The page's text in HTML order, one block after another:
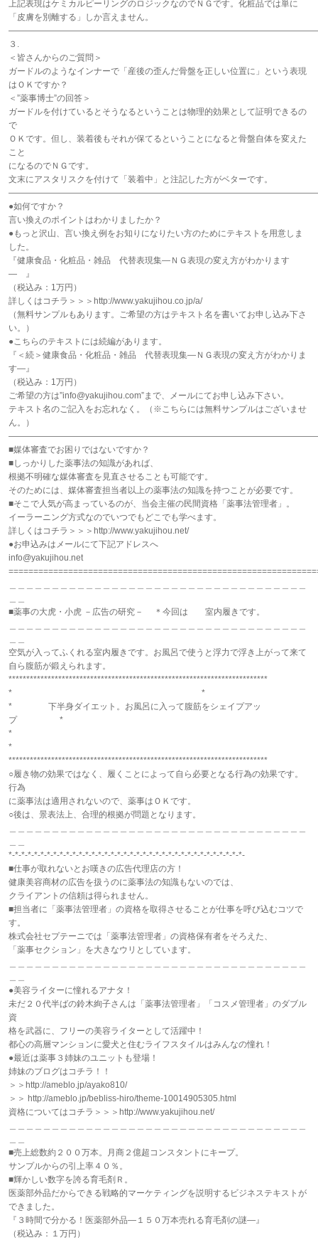
上記表現はケミカルピーリングのロジックなのでＮＧです。化粧品では単に
「皮膚を別離する」しか言えません。
３.
＜皆さんからのご質問＞
ガードルのようなインナーで「産後の歪んだ骨盤を正しい位置に」という表現
はＯＫですか？
＜”薬事博士”の回答＞
ガードルを付けているとそうなるということは物理的効果として証明できるの
で
ＯＫです。但し、装着後もそれが保てるということになると骨盤自体を変えた
こと
になるのでＮＧです。
文末にアスタリスクを付けて「装着中」と注記した方がベターです。
●如何ですか？
言い換えのポイントはわかりましたか？
●もっと沢山、言い換え例をお知りになりたい方のためにテキストを用意しま
した。
『健康食品・化粧品・雑品 代替表現集―ＮＧ表現の変え方がわかります
― 』
（税込み：1万円）
詳しくはコチラ＞＞＞http://www.yakujihou.co.jp/a/
（無料サンプルもあります。ご希望の方はテキスト名を書いてお申し込み下さ
い。）
●こちらのテキストには続編があります。
『＜続＞健康食品・化粧品・雑品 代替表現集―ＮＧ表現の変え方がわかりま
す―』
（税込み：1万円）
ご希望の方は”info@yakujihou.com”まで、メールにてお申し込み下さい。
テキスト名のご記入をお忘れなく。（※こちらには無料サンプルはございませ
ん。）
■媒体審査でお困りではないですか？
■しっかりした薬事法の知識があれば、
根拠不明確な媒体審査を見直させることも可能です。
そのためには、媒体審査担当者以上の薬事法の知識を持つことが必要です。
■そこで人気が高まっているのが、当会主催の民間資格「薬事法管理者」。
イーラーニング方式なのでいつでもどこでも学べます。
詳しくはコチラ＞＞＞http://www.yakujihou.net/
●お申込みはメールにて下記アドレスへ
info@yakujihou.net
■薬事の大虎・小虎 －広告の研究－ ＊今回は 室内履きです。
空気が入ってふくれる室内履きです。お風呂で使うと浮力で浮き上がって来て
自ら腹筋が鍛えられます。
*************************************************************************
* *
* 下半身ダイエット。お風呂に入って腹筋をシェイプアッ
プ *
*
*
*************************************************************************
○履き物の効果ではなく、履くことによって自ら必要となる行為の効果です。
行為
に薬事法は適用されないので、薬事はＯＫです。
○後は、景表法上、合理的根拠が問題となります。
*-*-*-*-*-*-*-*-*-*-*-*-*-*-*-*-*-*-*-*-*-*-*-*-*-*-*-*-*-*-*-*-*-*-*-*-*-
■仕事が取れないとお嘆きの広告代理店の方！
健康美容商材の広告を扱うのに薬事法の知識もないのでは、
クライアントの信頼は得られません。
■担当者に「薬事法管理者」の資格を取得させることが仕事を呼び込むコツで
す。
株式会社セプテーニでは「薬事法管理者」の資格保有者をそろえた、
「薬事セクション」を大きなウリとしています。
●美容ライターに憧れるアナタ！
未だ２０代半ばの鈴木絢子さんは「薬事法管理者」「コスメ管理者」のダブル
資
格を武器に、フリーの美容ライターとして活躍中！
都心の高層マンションに愛犬と住むライフスタイルはみんなの憧れ！
●最近は薬事３姉妹のユニットも登場！
姉妹のブログはコチラ！！
＞＞http://ameblo.jp/ayako810/
＞＞ http://ameblo.jp/bebliss-hiro/theme-10014905305.html
資格についてはコチラ＞＞＞http://www.yakujihou.net/
■売上総数約２００万本。月商２億超コンスタントにキープ。
サンプルからの引上率４０％。
■輝かしい数字を誇る育毛剤Ｒ。
医薬部外品だからできる戦略的マーケティングを説明するビジネステキストが
できました。
『３時間で分かる！医薬部外品―１５０万本売れる育毛剤の謎―』
（税込み：１万円）